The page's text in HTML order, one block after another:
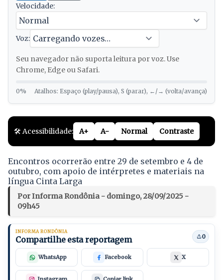
Velocidade:
Voz:
Seu navegador não suporta leitura por voz. Use
Chrome, Edge ou Safari.
0% Atalhos: Espaço (play/pausa), S (parar), ←/→ (volta/avança)
🛠️ Acessibilidade: A+ A- Normal Contraste
Encontros ocorrerão entre 29 de setembro e 4 de
outubro, com apoio de intérpretes e materiais na
língua Cinta Larga
Por Informa Rondônia - domingo, 28/09/2025 -
09h45
INFORMA RONDÔNIA
Compartilhe esta reportagem 0
WhatsApp Facebook X